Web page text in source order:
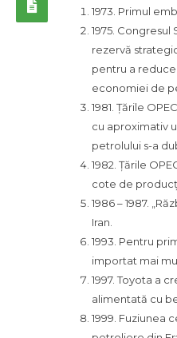
1973. Primul
1975. Congresul
rezervă
pentru a
economiei de
1981. Țările
cu aproximativ
petrolului s-a
1982. Țările
cote de
1986 – 1987.
Iran.
1993. Pentru
importat mai
1997. Toyota a
alimentată cu
1999. Fuziunea